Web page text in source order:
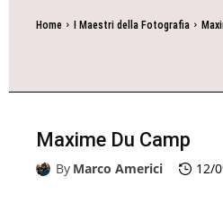
Home I Maestri della Fotografia
Maxime Du Camp
By Marco Americi 12/